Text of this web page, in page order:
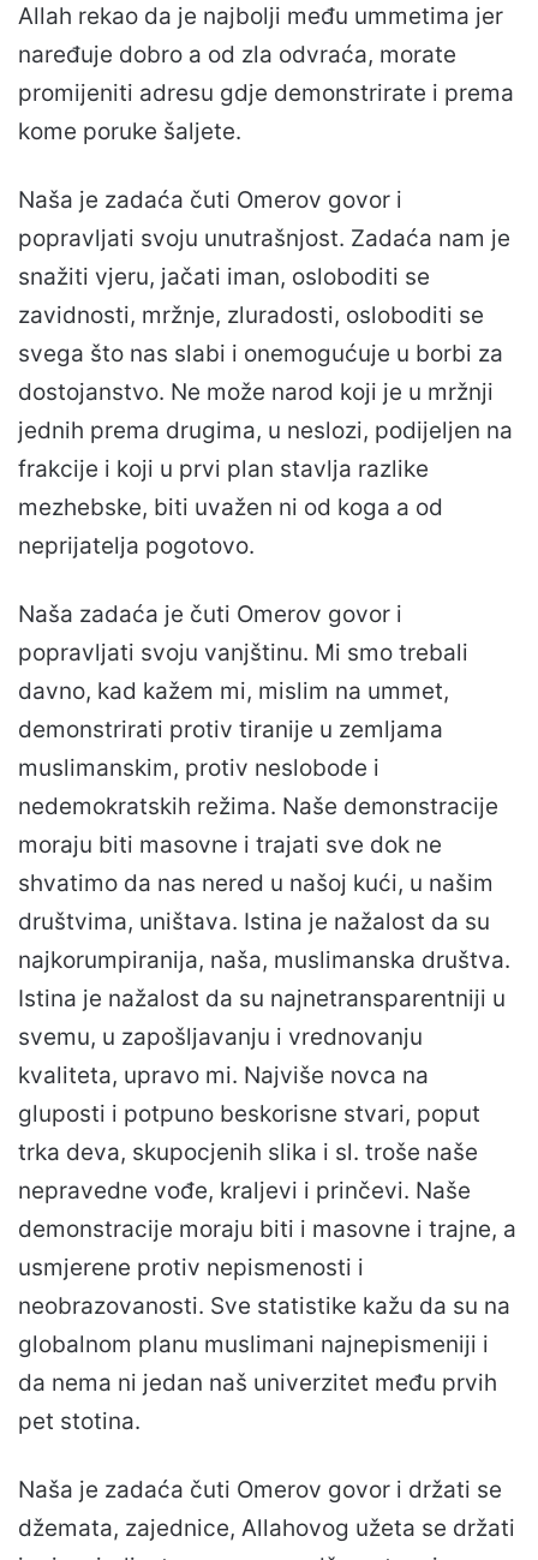
Allah rekao da je najbolji među ummetima jer
naređuje dobro a od zla odvraća, morate
promijeniti adresu gdje demonstrirate i prema
kome poruke šaljete.
Naša je zadaća čuti Omerov govor i
popravljati svoju unutrašnjost. Zadaća nam je
snažiti vjeru, jačati iman, osloboditi se
zavidnosti, mržnje, zluradosti, osloboditi se
svega što nas slabi i onemogućuje u borbi za
dostojanstvo. Ne može narod koji je u mržnji
jednih prema drugima, u neslozi, podijeljen na
frakcije i koji u prvi plan stavlja razlike
mezhebske, biti uvažen ni od koga a od
neprijatelja pogotovo.
Naša zadaća je čuti Omerov govor i
popravljati svoju vanjštinu. Mi smo trebali
davno, kad kažem mi, mislim na ummet,
demonstrirati protiv tiranije u zemljama
muslimanskim, protiv neslobode i
nedemokratskih režima. Naše demonstracije
moraju biti masovne i trajati sve dok ne
shvatimo da nas nered u našoj kući, u našim
društvima, uništava. Istina je nažalost da su
najkorumpiranija, naša, muslimanska društva.
Istina je nažalost da su najnetransparentniji u
svemu, u zapošljavanju i vrednovanju
kvaliteta, upravo mi. Najviše novca na
gluposti i potpuno beskorisne stvari, poput
trka deva, skupocjenih slika i sl. troše naše
nepravedne vođe, kraljevi i prinčevi. Naše
demonstracije moraju biti i masovne i trajne, a
usmjerene protiv nepismenosti i
neobrazovanosti. Sve statistike kažu da su na
globalnom planu muslimani najnepismeniji i
da nema ni jedan naš univerzitet među prvih
pet stotina.
Naša je zadaća čuti Omerov govor i držati se
džemata, zajednice, Allahovog užeta se držati